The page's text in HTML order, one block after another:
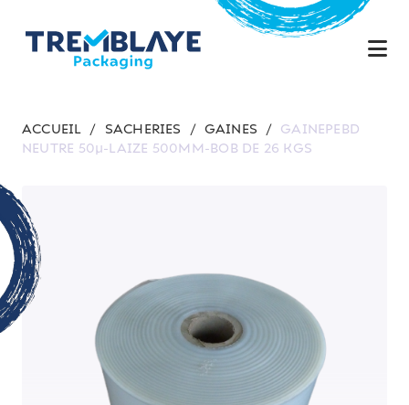
ACCUEIL / SACHERIES / GAINES /
GAINEPEBD
NEUTRE 50µ-LAIZE 500MM-BOB DE 26 KGS